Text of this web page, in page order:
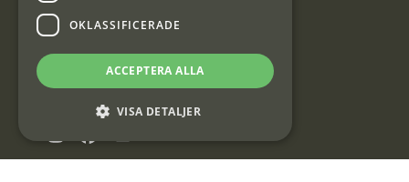
Interjakt SE
Interjakt Sweden AB, Årjäng
OKLASSIFICERADE
ACCEPTERA ALLA
VISA DETALJER